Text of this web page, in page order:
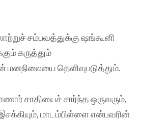
சம்பவத்துக்கு ஷங்கூனி
கருத்தும்
மனநிலையை தெளிவுபடுத்தும்.
சாதியைச் சார்ந்த ஒருவரும்,
மாடம்பிள்ளை என்பவரின்